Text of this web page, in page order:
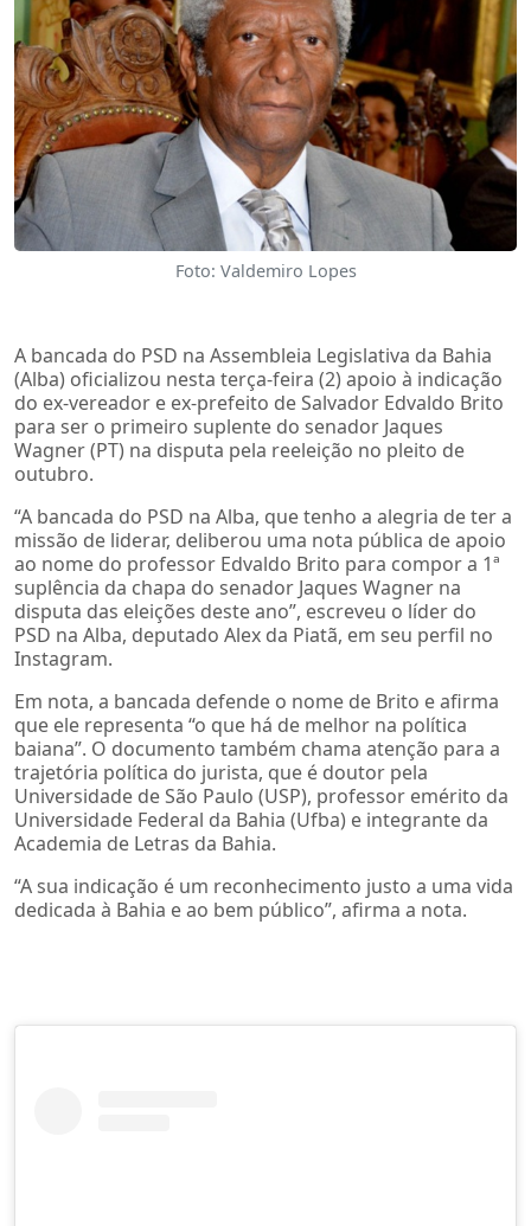
Foto: Valdemiro Lopes
A bancada do PSD na Assembleia Legislativa da Bahia
(Alba) oficializou nesta terça-feira (2) apoio à indicação
do ex-vereador e ex-prefeito de Salvador Edvaldo Brito
para ser o primeiro suplente do senador Jaques
Wagner (PT) na disputa pela reeleição no pleito de
outubro.
“A bancada do PSD na Alba, que tenho a alegria de ter a
missão de liderar, deliberou uma nota pública de apoio
ao nome do professor Edvaldo Brito para compor a 1ª
suplência da chapa do senador Jaques Wagner na
disputa das eleições deste ano”, escreveu o líder do
PSD na Alba, deputado Alex da Piatã, em seu perfil no
Instagram.
Em nota, a bancada defende o nome de Brito e afirma
que ele representa “o que há de melhor na política
baiana”. O documento também chama atenção para a
trajetória política do jurista, que é doutor pela
Universidade de São Paulo (USP), professor emérito da
Universidade Federal da Bahia (Ufba) e integrante da
Academia de Letras da Bahia.
“A sua indicação é um reconhecimento justo a uma vida
dedicada à Bahia e ao bem público”, afirma a nota.